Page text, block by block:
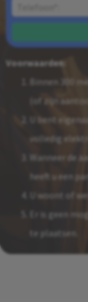
Voorwaarden:
Binnen 300
(of zijn
U bent
volledig
Wanneer de
heeft u een
U woont of
Er is geen
te plaatsen.